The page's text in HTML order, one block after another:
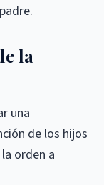
la
una
de los hijos
orden a